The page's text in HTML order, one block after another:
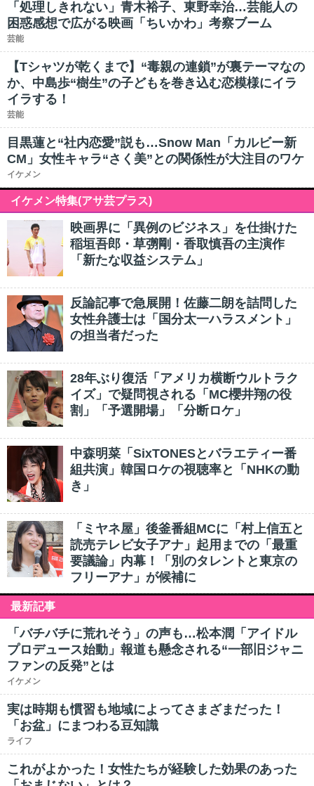
「処理しきれない」青木裕子、東野幸治…芸能人の
困惑感想で広がる映画「ちいかわ」考察ブーム
芸能
【Tシャツが乾くまで】“毒親の連鎖”が裏テーマなの
か、中島歩“樹生”の子どもを巻き込む恋模様にイラ
イラする！
芸能
目黒蓮と“社内恋愛”説も…Snow Man「カルビー新
CM」女性キャラ“さく美”との関係性が大注目のワケ
イケメン
イケメン特集(アサ芸プラス)
映画界に「異例のビジネス」を仕掛けた
稲垣吾郎・草彅剛・香取慎吾の主演作
「新たな収益システム」
反論記事で急展開！佐藤二朗を詰問した
女性弁護士は「国分太一ハラスメント」
の担当者だった
28年ぶり復活「アメリカ横断ウルトラク
イズ」で疑問視される「MC櫻井翔の役
割」「予選開場」「分断ロケ」
中森明菜「SixTONESとバラエティー番
組共演」韓国ロケの視聴率と「NHKの動
き」
「ミヤネ屋」後釜番組MCに「村上信五と
読売テレビ女子アナ」起用までの「最重
要議論」内幕！「別のタレントと東京の
フリーアナ」が候補に
最新記事
「バチバチに荒れそう」の声も…松本潤「アイドル
プロデュース始動」報道も懸念される“一部旧ジャニ
ファンの反発”とは
イケメン
実は時期も慣習も地域によってさまざまだった！
「お盆」にまつわる豆知識
ライフ
これがよかった！女性たちが経験した効果のあった